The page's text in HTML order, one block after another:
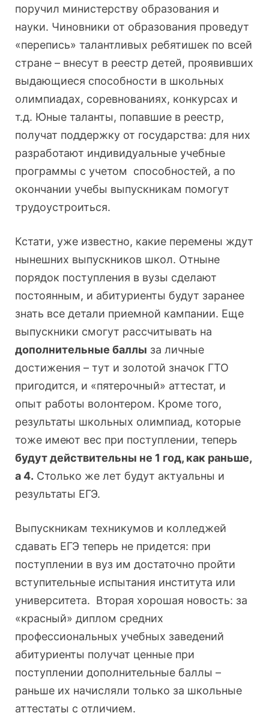
поручил министерству образования и
науки. Чиновники от образования проведут
«перепись» талантливых ребятишек по всей
стране – внесут в реестр детей, проявивших
выдающиеся способности в школьных
олимпиадах, соревнованиях, конкурсах и
т.д. Юные таланты, попавшие в реестр,
получат поддержку от государства: для них
разработают индивидуальные учебные
программы с учетом способностей, а по
окончании учебы выпускникам помогут
трудоустроиться.
Кстати, уже известно, какие перемены ждут
нынешних выпускников школ. Отныне
порядок поступления в вузы сделают
постоянным, и абитуриенты будут заранее
знать все детали приемной кампании. Еще
выпускники смогут рассчитывать на
дополнительные баллы за личные
достижения – тут и золотой значок ГТО
пригодится, и «пятерочный» аттестат, и
опыт работы волонтером. Кроме того,
результаты школьных олимпиад, которые
тоже имеют вес при поступлении, теперь
будут действительны не 1 год, как раньше,
а 4. Столько же лет будут актуальны и
результаты ЕГЭ.
Выпускникам техникумов и колледжей
сдавать ЕГЭ теперь не придется: при
поступлении в вуз им достаточно пройти
вступительные испытания института или
университета. Вторая хорошая новость: за
«красный» диплом средних
профессиональных учебных заведений
абитуриенты получат ценные при
поступлении дополнительные баллы –
раньше их начисляли только за школьные
аттестаты с отличием.